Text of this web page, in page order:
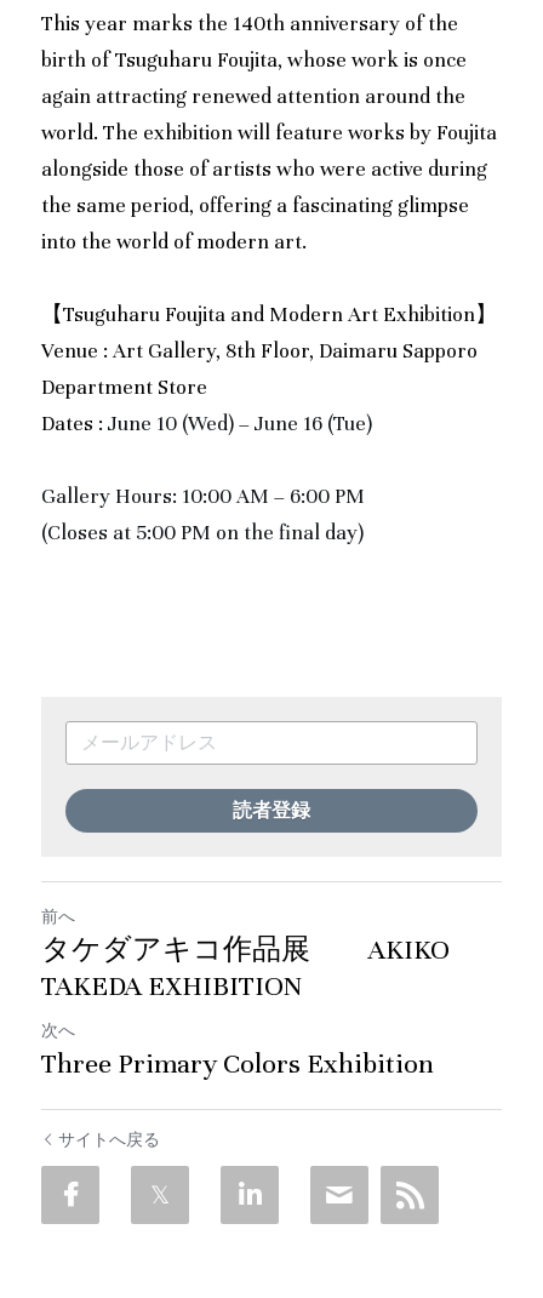
This year marks the 140th anniversary of the
birth of Tsuguharu Foujita, whose work is once
again attracting renewed attention around the
world. The exhibition will feature works by Foujita
alongside those of artists who were active during
the same period, offering a fascinating glimpse
into the world of modern art.
【Tsuguharu Foujita and Modern Art Exhibition】
Venue : Art Gallery, 8th Floor, Daimaru Sapporo
Department Store
Dates : June 10 (Wed) – June 16 (Tue)
Gallery Hours: 10:00 AM – 6:00 PM
(Closes at 5:00 PM on the final day)
読者登録
前へ
タケダアキコ作品展 AKIKO
TAKEDA EXHIBITION
次へ
Three Primary Colors Exhibition
サイトへ戻る